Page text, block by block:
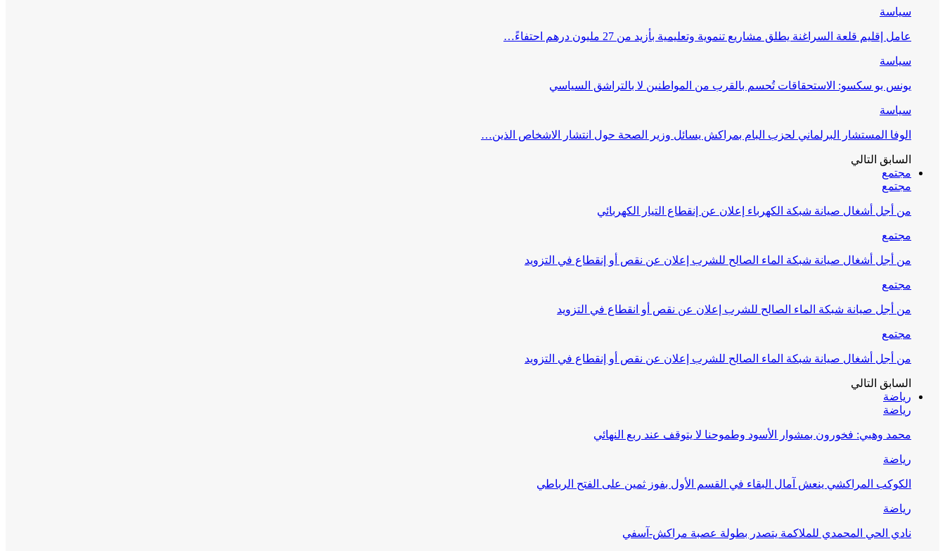
سياسة
عامل إقليم قلعة السراغنة يطلق مشاريع تنموية وتعليمية بأزيد من 27 مليون درهم احتفاءً…
سياسة
يونس بو سكسو: الاستحقاقات تُحسم بالقرب من المواطنين لا بالتراشق السياسي
سياسة
الوفا المستشار البرلماني لحزب البام بمراكش يسائل وزير الصحة حول انتشار الاشخاص الذين…
السابق التالي
مجتمع
مجتمع
من أجل أشغال صيانة شبكة الكهرباء إعلان عن إنقطاع التيار الكهربائي
مجتمع
من أجل أشغال صيانة شبكة الماء الصالح للشرب إعلان عن نقص أو إنقطاع في التزويد
مجتمع
من أجل صيانة شبكة الماء الصالح للشرب إعلان عن نقص أو انقطاع في التزويد
مجتمع
من أجل أشغال صيانة شبكة الماء الصالح للشرب إعلان عن نقص أو إنقطاع في التزويد
السابق التالي
رياضة
رياضة
محمد وهبي: فخورون بمشوار الأسود وطموحنا لا يتوقف عند ربع النهائي
رياضة
الكوكب المراكشي ينعش آمال البقاء في القسم الأول بفوز ثمين على الفتح الرباطي
رياضة
نادي الحي المحمدي للملاكمة يتصدر بطولة عصبة مراكش-آسفي